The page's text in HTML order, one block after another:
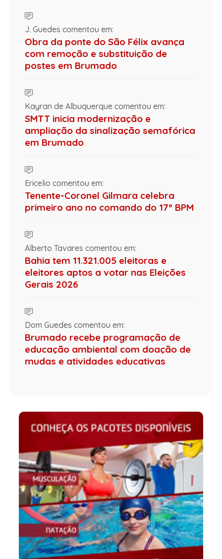
J. Guedes comentou em:
Obra da ponte do São Félix avança
com remoção e substituição de
postes em Brumado
Kayran de Albuquerque comentou em:
SMTT inicia modernização e
ampliação da sinalização semafórica
em Brumado
Ericelio comentou em:
Tenente-Coronel Gilmara celebra
primeiro ano no comando do 17º BPM
Alberto Tavares comentou em:
Bahia tem 11.321.005 eleitoras e
eleitores aptos a votar nas Eleições
Gerais 2026
Dom Guedes comentou em:
Brumado recebe programação de
educação ambiental com doação de
mudas e atividades educativas